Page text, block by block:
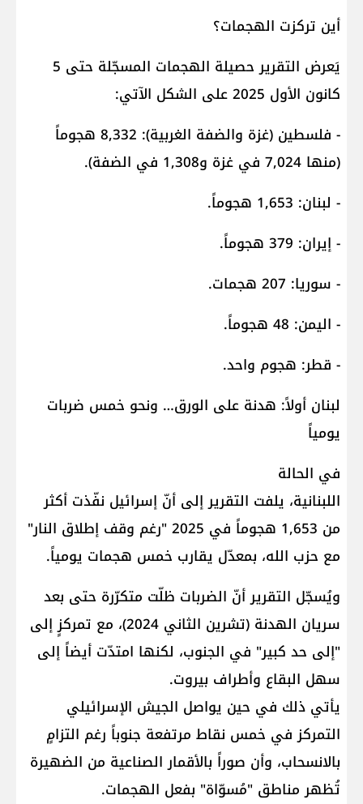
أين تركزت الهجمات؟
يَعرض التقرير حصيلة الهجمات المسجّلة حتى 5
كانون الأول 2025 على الشكل الآتي:
- فلسطين (غزة والضفة الغربية): 8,332 هجوماً
(منها 7,024 في غزة و1,308 في الضفة).
- لبنان: 1,653 هجوماً.
- إيران: 379 هجوماً.
- سوريا: 207 هجمات.
- اليمن: 48 هجوماً.
- قطر: هجوم واحد.
لبنان أولاً: هدنة على الورق… ونحو خمس ضربات
يومياً
في الحالة
اللبنانية، يلفت التقرير إلى أنّ إسرائيل نفّذت أكثر
من 1,653 هجوماً في 2025 "رغم وقف إطلاق النار"
مع حزب الله، بمعدّل يقارب خمس هجمات يومياً.
ويُسجّل التقرير أنّ الضربات ظلّت متكرّرة حتى بعد
سريان الهدنة (تشرين الثاني 2024)، مع تمركزٍ إلى
"إلى حد كبير" في الجنوب، لكنها امتدّت أيضاً إلى
سهل البقاع وأطراف بيروت.
يأتي ذلك في حين يواصل الجيش الإسرائيلي
التمركز في خمس نقاط مرتفعة جنوباً رغم التزامٍ
بالانسحاب، وأن صوراً بالأقمار الصناعية من الضهيرة
تُظهر مناطق "مُسوّاة" بفعل الهجمات.